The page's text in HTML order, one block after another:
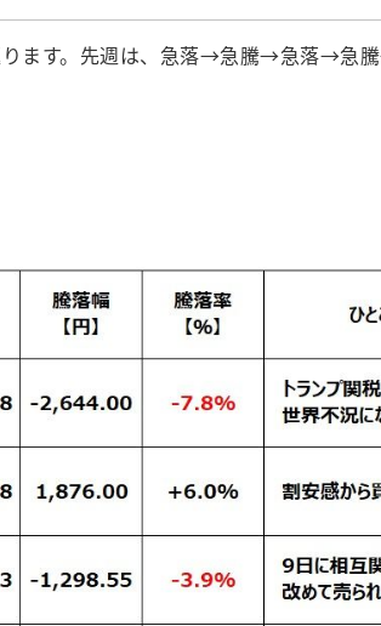
ます。先週は、急落→急騰→急落→急